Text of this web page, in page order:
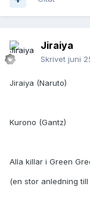
Jiraiya
Skrivet juni
Jiraiya (Naruto)
Kurono (Gantz)
Alla killar i Green
(en stor anledning